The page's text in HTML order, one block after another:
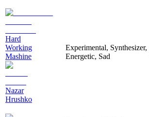
Hard
Working
Mashine
Nazar
Hrushko
Experimental, Synthesizer,
Energetic, Sad